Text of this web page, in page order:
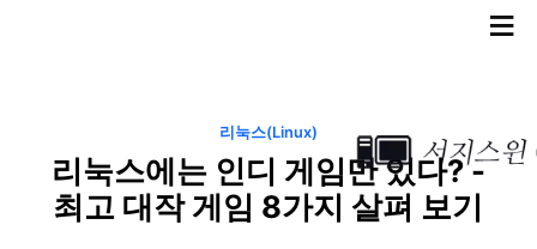
≡
리눅스(Linux)
리눅스에는 인디 게임만 있다? -
최고 대작 게임 8가지 살펴 보기